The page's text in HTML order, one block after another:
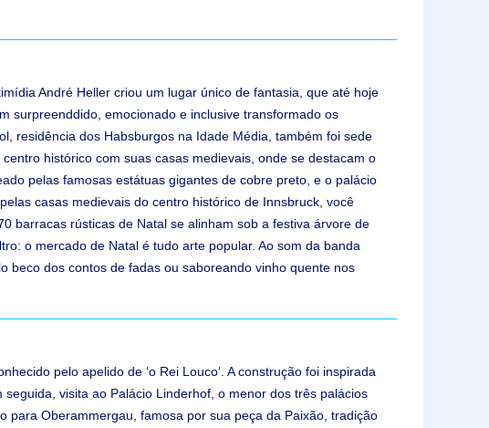
André Heller criou um lugar único de fantasia, que até hoje
surpreenddido, emocionado e inclusive transformado os
residência dos Habsburgos na Idade Média, também foi sede
histórico com suas casas medievais, onde se destacam o
pelas famosas estátuas gigantes de cobre preto, e o palácio
casas medievais do centro histórico de Innsbruck, você
barracas rústicas de Natal se alinham sob a festiva árvore de
o mercado de Natal é tudo arte popular. Ao som da banda
beco dos contos de fadas ou saboreando vinho quente nos
pelo apelido de ‘o Rei Louco‘. A construção foi inspirada
seguida, visita ao Palácio Linderhof, o menor dos três palácios
para Oberammergau, famosa por sua peça da Paixão, tradição